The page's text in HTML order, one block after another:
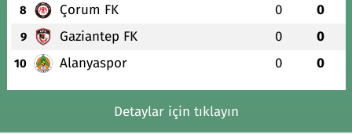
8 Çorum FK 0 0
9 Gaziantep FK 0 0
10 Alanyaspor 0 0
Detaylar için tıklayın